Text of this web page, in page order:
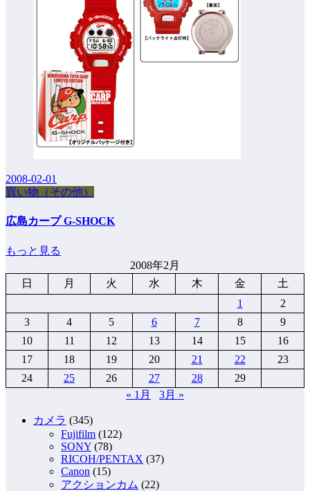
2008-02-01
買い物（その他）
広島カープ G-SHOCK
もっと見る
2008年2月
日
月 火 水 木 金
土
1
2
3
4 5 6 7 8
9
10
11 12 13 14 15
16
17
18 19 20 21 22
23
24
25 26 27 28
29
« 1月
3月 »
カメラ (345)
Fujifilm (122)
SONY (78)
RICOH/PENTAX (37)
Canon (15)
アクションカム (22)